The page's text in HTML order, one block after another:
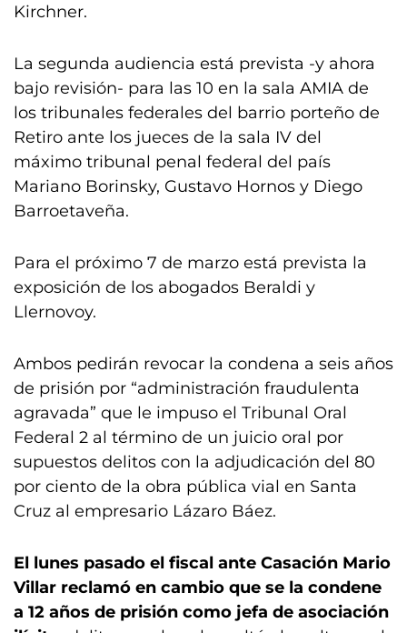
Kirchner.
La segunda audiencia está prevista -y ahora
bajo revisión- para las 10 en la sala AMIA de
los tribunales federales del barrio porteño de
Retiro ante los jueces de la sala IV del
máximo tribunal penal federal del país
Mariano Borinsky, Gustavo Hornos y Diego
Barroetaveña.
Para el próximo 7 de marzo está prevista la
exposición de los abogados Beraldi y
Llernovoy.
Ambos pedirán revocar la condena a seis años
de prisión por “administración fraudulenta
agravada” que le impuso el Tribunal Oral
Federal 2 al término de un juicio oral por
supuestos delitos con la adjudicación del 80
por ciento de la obra pública vial en Santa
Cruz al empresario Lázaro Báez.
El lunes pasado el fiscal ante Casación Mario
Villar reclamó en cambio que se la condene
a 12 años de prisión como jefa de asociación